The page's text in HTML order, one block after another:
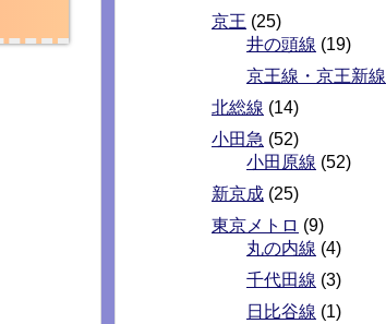
京王 (25)
井の頭線 (19)
京王線・京王新線
北総線 (14)
小田急 (52)
小田原線 (52)
新京成 (25)
東京メトロ (9)
丸の内線 (4)
千代田線 (3)
日比谷線 (1)